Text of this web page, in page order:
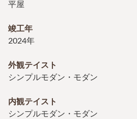
平屋
竣工年
2024年
外観テイスト
シンプルモダン・モダン
内観テイスト
シンプルモダン・モダン